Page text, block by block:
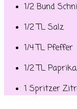
1/2 Bund
1/2 TL Salz
1/4 TL Pfeffer
1/2 TL
1 Spritzer